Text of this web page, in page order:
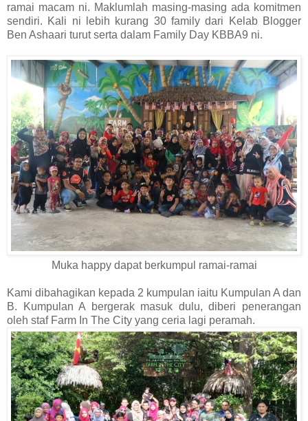
ramai macam ni. Maklumlah masing-masing ada komitmen
sendiri. Kali ni lebih kurang 30 family dari Kelab Blogger
Ben Ashaari turut serta dalam Family Day KBBA9 ni.
Muka happy dapat berkumpul ramai-ramai
Kami dibahagikan kepada 2 kumpulan iaitu Kumpulan A dan
B. Kumpulan A bergerak masuk dulu, diberi penerangan
oleh staf Farm In The City yang ceria lagi peramah.